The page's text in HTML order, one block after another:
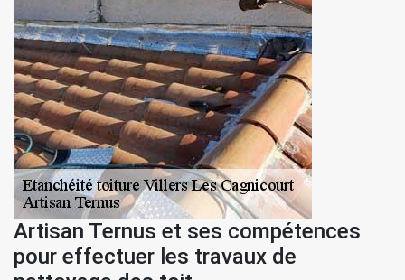
Artisan Ternus et ses compétences
pour effectuer les travaux de